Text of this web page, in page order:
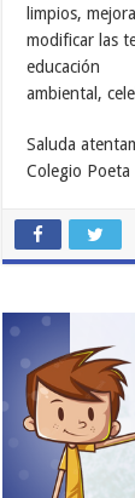
limpios,
modificar las
educación
ambiental,
Saluda
Colegio Poeta